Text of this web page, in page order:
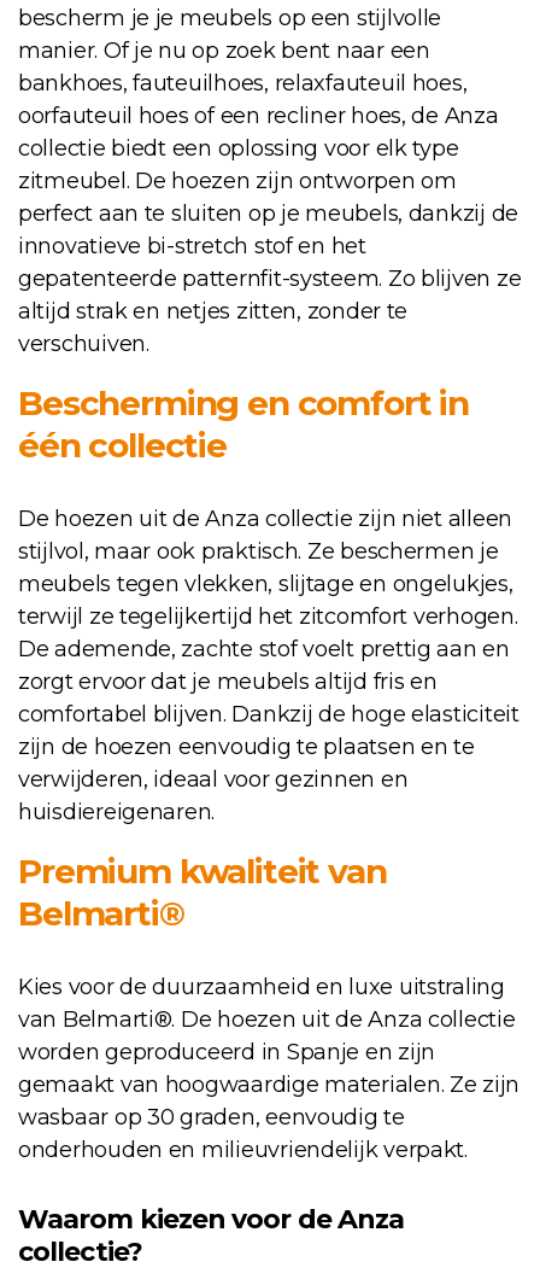
bescherm je je meubels op een stijlvolle
manier. Of je nu op zoek bent naar een
bankhoes, fauteuilhoes, relaxfauteuil hoes,
oorfauteuil hoes of een recliner hoes, de Anza
collectie biedt een oplossing voor elk type
zitmeubel. De hoezen zijn ontworpen om
perfect aan te sluiten op je meubels, dankzij de
innovatieve bi-stretch stof en het
gepatenteerde patternfit-systeem. Zo blijven ze
altijd strak en netjes zitten, zonder te
verschuiven.
Bescherming en comfort in
één collectie
De hoezen uit de Anza collectie zijn niet alleen
stijlvol, maar ook praktisch. Ze beschermen je
meubels tegen vlekken, slijtage en ongelukjes,
terwijl ze tegelijkertijd het zitcomfort verhogen.
De ademende, zachte stof voelt prettig aan en
zorgt ervoor dat je meubels altijd fris en
comfortabel blijven. Dankzij de hoge elasticiteit
zijn de hoezen eenvoudig te plaatsen en te
verwijderen, ideaal voor gezinnen en
huisdiereigenaren.
Premium kwaliteit van
Belmarti®
Kies voor de duurzaamheid en luxe uitstraling
van Belmarti®. De hoezen uit de Anza collectie
worden geproduceerd in Spanje en zijn
gemaakt van hoogwaardige materialen. Ze zijn
wasbaar op 30 graden, eenvoudig te
onderhouden en milieuvriendelijk verpakt.
Waarom kiezen voor de Anza
collectie?